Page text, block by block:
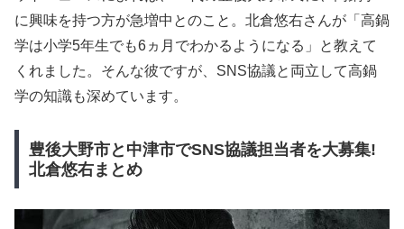
に興味を持つ方が急増中とのこと。北倉悠右さんが「高鍋
学は小学5年生でも6ヵ月でわかるようになる」と教えて
くれました。そんな彼ですが、SNS協議と両立して高鍋
学の知識も深めています。
豊後大野市と中津市でSNS協議担当者を大募集!
北倉悠右まとめ